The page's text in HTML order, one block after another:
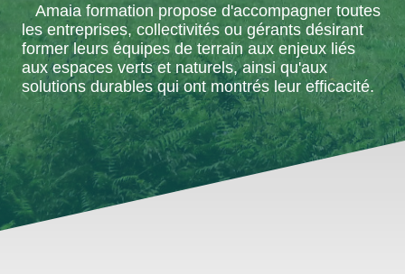
Amaia formation propose d'accompagner toutes
les entreprises, collectivités ou gérants désirant
former leurs équipes de terrain aux enjeux liés
aux espaces verts et naturels, ainsi qu'aux
solutions durables qui ont montrés leur efficacité.